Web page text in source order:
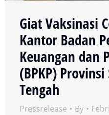
Giat Vaksinasi
Kantor Badan
Keuangan dan
(BPKP)
Tengah
Pressrelease By